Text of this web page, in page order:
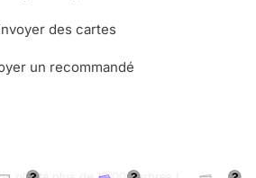
des cartes
un recommandé